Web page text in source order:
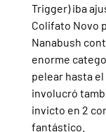
Trigger) iba
Colifato Novo
Nanabush
enorme
pelear hasta
involucró
invicto en 2
fantástico.